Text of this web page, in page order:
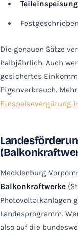
Festgeschrieben
Die genauen Sätze
halbjährlich. Auch
gesichertes
Eigenverbrauch.
Einspeisevergütung
Mecklenburg-
Balkonkraftwerke
Photovoltaikanlagen
Landesprogramm.
also auf die